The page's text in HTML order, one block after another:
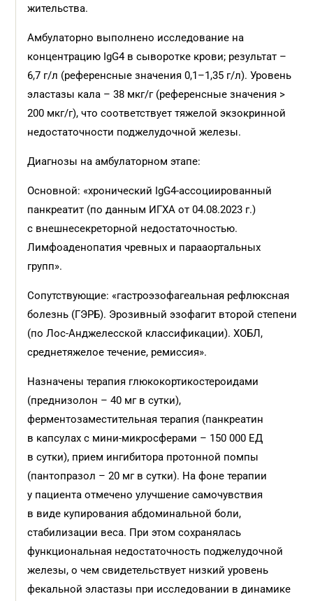
жительства.
Амбулаторно выполнено исследование на
концентрацию IgG4 в сыворотке крови; результат –
6,7 г/л (референсные значения 0,1–1,35 г/л). Уровень
эластазы кала – 38 мкг/г (референсные значения >
200 мкг/г), что соответствует тяжелой экзокринной
недостаточности поджелудочной железы.
Диагнозы на амбулаторном этапе:
Основной: «хронический IgG4-ассоциированный
панкреатит (по данным ИГХА от 04.08.2023 г.)
с внешнесекреторной недостаточностью.
Лимфоаденопатия чревных и парааортальных
групп».
Сопутствующие: «гастроэзофагеальная рефлюксная
болезнь (ГЭРБ). Эрозивный эзофагит второй степени
(по Лос-Анджелесской классификации). ХОБЛ,
среднетяжелое течение, ремиссия».
Назначены терапия глюкокортикостероидами
(преднизолон – 40 мг в сутки),
ферментозаместительная терапия (панкреатин
в капсулах с мини-микросферами – 150 000 ЕД
в сутки), прием ингибитора протонной помпы
(пантопразол – 20 мг в сутки). На фоне терапии
у пациента отмечено улучшение самочувствия
в виде купирования абдоминальной боли,
стабилизации веса. При этом сохранялась
функциональная недостаточность поджелудочной
железы, о чем свидетельствует низкий уровень
фекальной эластазы при исследовании в динамике